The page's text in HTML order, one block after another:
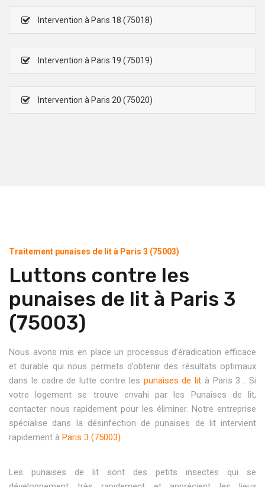
Intervention à Paris 18 (75018)
Intervention à Paris 19 (75019)
Intervention à Paris 20 (75020)
Traitement punaises de lit à Paris 3 (75003)
Luttons contre les
punaises de lit à Paris 3
(75003)
Nous avons mis en place un processus d’éradication efficace
et durable qui nous permets d’obtenir des résultats optimaux
dans le cadre de lutte contre les punaises de lit à Paris 3 . Si
votre logement se trouve envahi par les Punaises de lit,
contacter nous rapidement pour les éliminer. Notre entreprise
spécialise dans la désinfection de punaises de lit intervient
rapidement à Paris 3 (75003).
Les punaises de lit sont des petits insectes qui se